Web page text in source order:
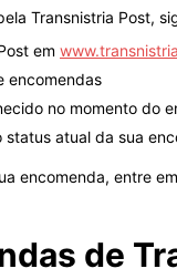
Transnistria Post,
em
encomendas
no momento do
atual da sua
encomenda, entre
de